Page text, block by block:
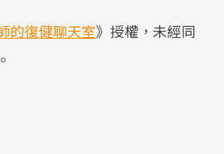
的復健聊天室》授權，未經同